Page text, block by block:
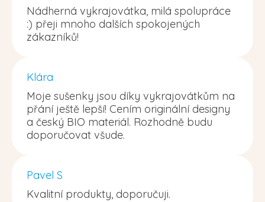
Nádherná vykrajovátka, milá spolupráce
:) přeji mnoho dalších spokojených
zákazníků!
Klára
Moje sušenky jsou díky vykrajovátkům na
přání ještě lepší! Cením originální designy
a český BIO materiál. Rozhodně budu
doporučovat všude.
Pavel S
Kvalitní produkty, doporučuji.